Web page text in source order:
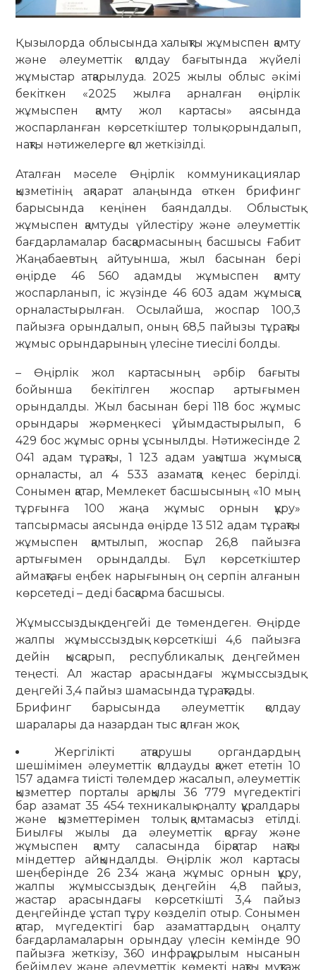
Қызылорда облысында халықты жұмыспен қамту
және әлеуметтік қолдау бағытында жүйелі
жұмыстар атқарылуда. 2025 жылы облыс әкімі
бекіткен «2025 жылға арналған өңірлік
жұмыспен қамту жол картасы» аясында
жоспарланған көрсеткіштер толық орындалып,
нақты нәтижелерге қол жеткізілді.
Аталған мәселе Өңірлік коммуникациялар
қызметінің ақпарат алаңында өткен брифинг
барысында кеңінен баяндалды. Облыстық
жұмыспен қамтуды үйлестіру және әлеуметтік
бағдарламалар басқармасының басшысы Ғабит
Жаңабаевтың айтуынша, жыл басынан бері
өңірде 46 560 адамды жұмыспен қамту
жоспарланып, іс жүзінде 46 603 адам жұмысқа
орналастырылған. Осылайша, жоспар 100,3
пайызға орындалып, оның 68,5 пайызы тұрақты
жұмыс орындарының үлесіне тиесілі болды.
– Өңірлік жол картасының әрбір бағыты
бойынша бекітілген жоспар артығымен
орындалды. Жыл басынан бері 118 бос жұмыс
орындары жәрмеңкесі ұйымдастырылып, 6
429 бос жұмыс орны ұсынылды. Нәтижесінде 2
041 адам тұрақты, 1 123 адам уақытша жұмысқа
орналасты, ал 4 533 азаматқа кеңес берілді.
Сонымен қатар, Мемлекет басшысының «10 мың
тұрғынға 100 жаңа жұмыс орнын құру»
тапсырмасы аясында өңірде 13 512 адам тұрақты
жұмыспен қамтылып, жоспар 26,8 пайызға
артығымен орындалды. Бұл көрсеткіштер
аймақтағы еңбек нарығының оң серпін алғанын
көрсетеді – деді басқарма басшысы.
Жұмыссыздық деңгейі де төмендеген. Өңірде
жалпы жұмыссыздық көрсеткіші 4,6 пайызға
дейін қысқарып, республикалық деңгеймен
теңесті. Ал жастар арасындағы жұмыссыздық
деңгейі 3,4 пайыз шамасында тұрақтады.
Брифинг барысында әлеуметтік қолдау
шаралары да назардан тыс қалған жоқ.
Жергілікті атқарушы органдардың
шешімімен әлеуметтік қолдауды қажет ететін 10
157 адамға тиісті төлемдер жасалып, әлеуметтік
қызметтер порталы арқылы 36 779 мүгедектігі
бар азамат 35 454 техникалық оңалту құралдары
және қызметтерімен толық қамтамасыз етілді.
Биылғы жылы да әлеуметтік қорғау және
жұмыспен қамту саласында бірқатар нақты
міндеттер айқындалды. Өңірлік жол картасы
шеңберінде 26 234 жаңа жұмыс орнын құру,
жалпы жұмыссыздық деңгейін 4,8 пайыз,
жастар арасындағы көрсеткішті 3,4 пайыз
деңгейінде ұстап тұру көзделіп отыр. Сонымен
қатар, мүгедектігі бар азаматтардың оңалту
бағдарламаларын орындау үлесін кемінде 90
пайызға жеткізу, 360 инфрақұрылым нысанын
бейімдеу және әлеуметтік көмекті нақты мұқтаж